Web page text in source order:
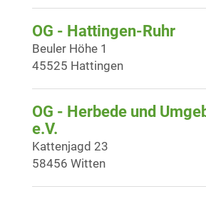
OG - Hattingen-Ruhr
Beuler Höhe 1
45525 Hattingen
OG - Herbede und
e.V.
Kattenjagd 23
58456 Witten